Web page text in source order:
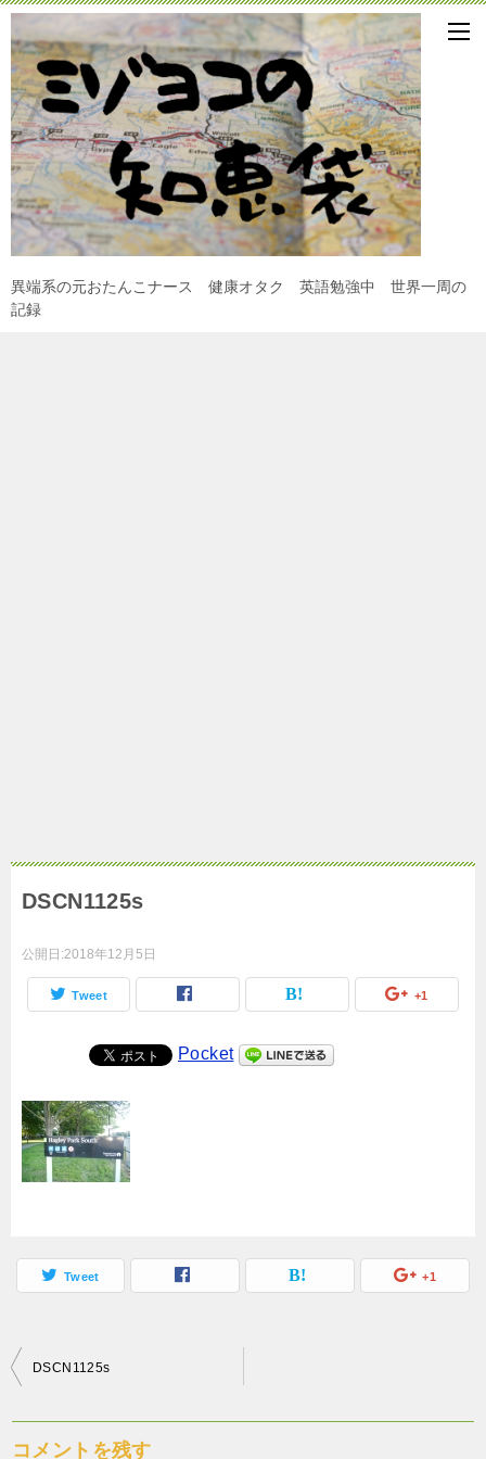
異端系の元おたんこナース 健康オタク 英語勉強中 世界一周の
記録
DSCN1125s
公開日:2018年12月5日
Tweet +1
Pocket
Tweet +1
投
DSCN1125s
コメントを残す